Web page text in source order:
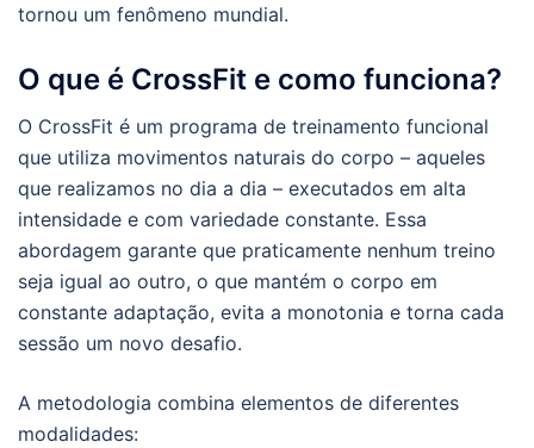
tornou um fenômeno mundial.
O que é CrossFit e como funciona?
O CrossFit é um programa de treinamento funcional
que utiliza movimentos naturais do corpo – aqueles
que realizamos no dia a dia – executados em alta
intensidade e com variedade constante. Essa
abordagem garante que praticamente nenhum treino
seja igual ao outro, o que mantém o corpo em
constante adaptação, evita a monotonia e torna cada
sessão um novo desafio.
A metodologia combina elementos de diferentes
modalidades: